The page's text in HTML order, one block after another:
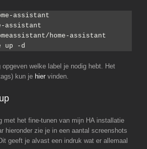
assistant
assistant
home-assistant
up -d
welke label je nodig hebt. Het
kun je hier vinden.
met het fine-tunen van mijn HA installatie
hieronder zie je in een aantal screenshots
geeft je alvast een indruk wat er allemaal